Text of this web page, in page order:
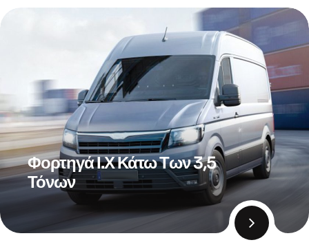
Φορτηγά Ι.Χ Κάτω Των 3,5
Τόνων